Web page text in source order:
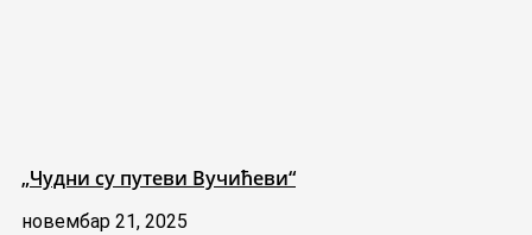
„Чудни су путеви Вучићеви“
новембар 21, 2025